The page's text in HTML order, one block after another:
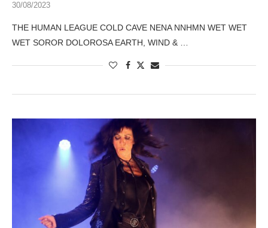
30/08/2023
THE HUMAN LEAGUE COLD CAVE NENA NNHMN WET WET
WET SOROR DOLOROSA EARTH, WIND & …